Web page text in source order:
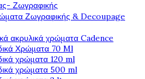
Ζωγραφικής
Ζωγραφικής & Decoupage
ακρυλικά χρώματα Cadence
Χρώματα 70 Ml
χρώματα 120 ml
χρώματα 500 ml